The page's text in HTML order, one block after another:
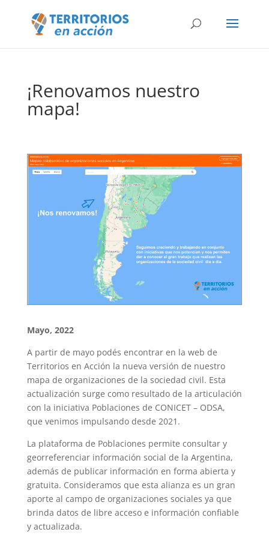
¡Renovamos nuestro
mapa!
Mayo, 2022
A partir de mayo podés encontrar en la web de
Territorios en Acción la nueva versión de nuestro
mapa de organizaciones de la sociedad civil. Esta
actualización surge como resultado de la articulación
con la iniciativa Poblaciones de CONICET – ODSA,
que venimos impulsando desde 2021.
La plataforma de Poblaciones permite consultar y
georreferenciar información social de la Argentina,
además de publicar información en forma abierta y
gratuita. Consideramos que esta alianza es un gran
aporte al campo de organizaciones sociales ya que
brinda datos de libre acceso e información confiable
y actualizada.